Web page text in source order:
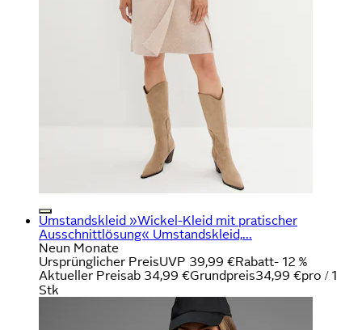
Umstandskleid »Wickel-Kleid mit pratischer
Ausschnittlösung« Umstandskleid,...
Neun Monate
Ursprünglicher PreisUVP 39,99 €Rabatt- 12 %
Aktueller Preisab 34,99 €Grundpreis34,99 €pro / 1
Stk